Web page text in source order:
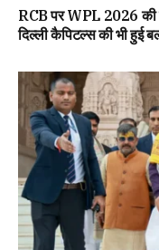
RCB पर WPL 2026 की
दिल्ली कैपिटल्स की भी हुई